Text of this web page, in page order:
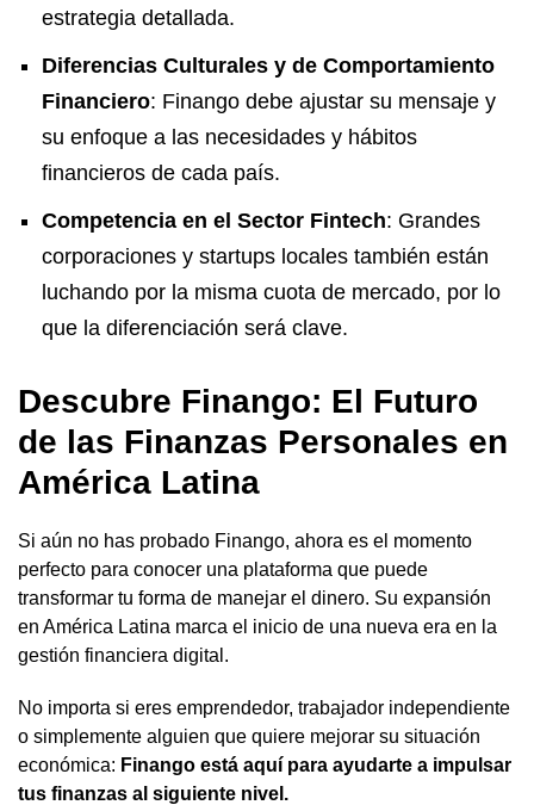
estrategia detallada.
Diferencias Culturales y de Comportamiento
Financiero: Finango debe ajustar su mensaje y
su enfoque a las necesidades y hábitos
financieros de cada país.
Competencia en el Sector Fintech: Grandes
corporaciones y startups locales también están
luchando por la misma cuota de mercado, por lo
que la diferenciación será clave.
Descubre Finango: El Futuro
de las Finanzas Personales en
América Latina
Si aún no has probado Finango, ahora es el momento
perfecto para conocer una plataforma que puede
transformar tu forma de manejar el dinero. Su expansión
en América Latina marca el inicio de una nueva era en la
gestión financiera digital.
No importa si eres emprendedor, trabajador independiente
o simplemente alguien que quiere mejorar su situación
económica: Finango está aquí para ayudarte a impulsar
tus finanzas al siguiente nivel.